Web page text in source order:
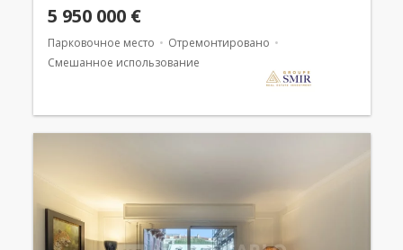
5 950 000 €
Парковочное место
Отремонтировано
Смешанное использование